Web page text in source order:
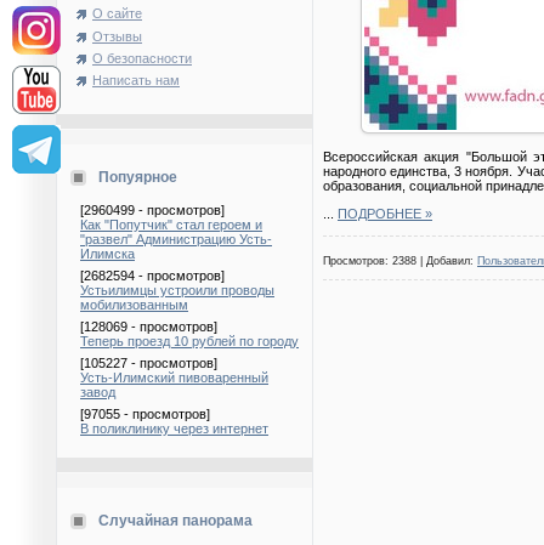
О сайте
Отзывы
О безопасности
Написать нам
Попуярное
[2960499 - просмотров]
Как "Попутчик" стал героем и
"развел" Администрацию Усть-
Илимска
[2682594 - просмотров]
Устьилимцы устроили проводы
мобилизованным
[128069 - просмотров]
Теперь проезд 10 рублей по городу
[105227 - просмотров]
Усть-Илимский пивоваренный
завод
[97055 - просмотров]
В поликлинику через интернет
Случайная панорама
Всероссийская акция "Большой
народного единства, 3 ноября.
образования, социальной
ПОДРОБНЕЕ »
Просмотров: 2388 | Добавил: